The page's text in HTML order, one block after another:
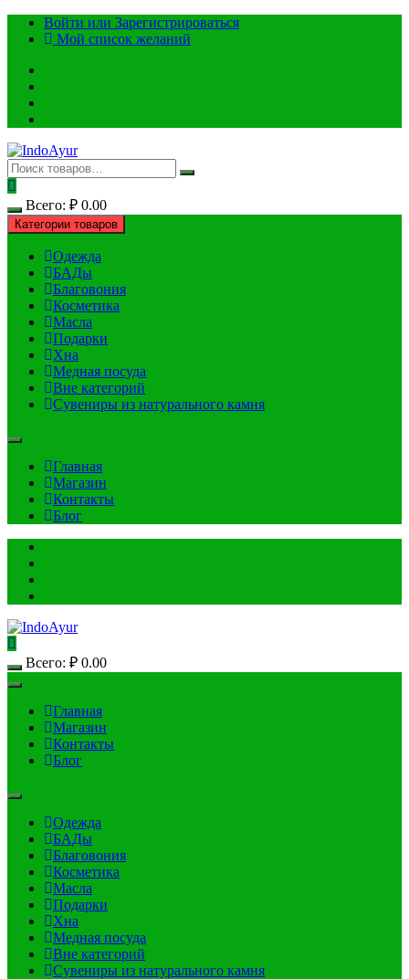
ПерейтиВойти или Зарегистрироваться
Мой список желаний
Всего: ₽ 0.00
Категории товаров
Одежда
БАДы
Благовония
Косметика
Масла
Подарки
Хна
Медная посуда
Вне категорий
Сувениры из натурального камня
Главная
Магазин
Контакты
Блог
Всего: ₽ 0.00
Главная
Магазин
Контакты
Блог
Одежда
БАДы
Благовония
Косметика
Масла
Подарки
Хна
Медная посуда
Вне категорий
Сувениры из натурального камня